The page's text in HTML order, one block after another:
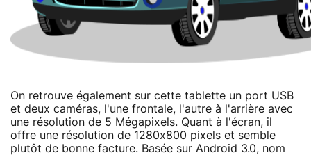
On retrouve également sur cette tablette un port USB
et deux caméras, l'une frontale, l'autre à l'arrière avec
une résolution de 5 Mégapixels. Quant à l'écran, il
offre une résolution de 1280x800 pixels et semble
plutôt de bonne facture. Basée sur Android 3.0, nom